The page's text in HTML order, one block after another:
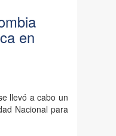
en
llevó a cabo un
Nacional para